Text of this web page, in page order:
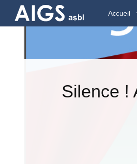
Accueil
Silence !